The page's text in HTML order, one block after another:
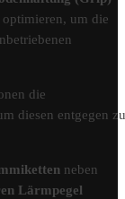
optimieren, um die
die
diesen entgegen zu
neben
Lärmpegel